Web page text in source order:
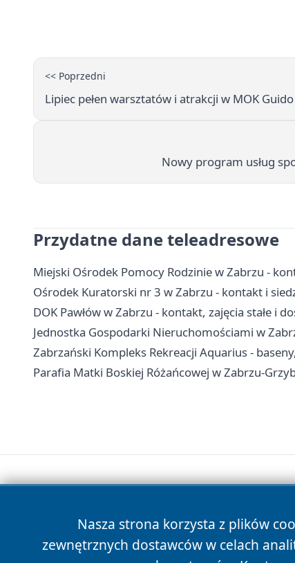
<< Poprzedni
Lipiec pełen warsztatów i atrakcji w MOK
Nowy program usług
Przydatne dane teleadresowe
Miejski Ośrodek Pomocy Rodzinie w Zabrzu -
Ośrodek Kuratorski nr 3 w Zabrzu - kontakt i
DOK Pawłów w Zabrzu - kontakt, zajęcia stałe i
Jednostka Gospodarki Nieruchomościami w
Zabrzański Kompleks Rekreacji Aquarius -
Parafia Matki Boskiej Różańcowej w Zabrzu-
Nasza strona korzysta z plików
zewnętrznych dostawców w celach